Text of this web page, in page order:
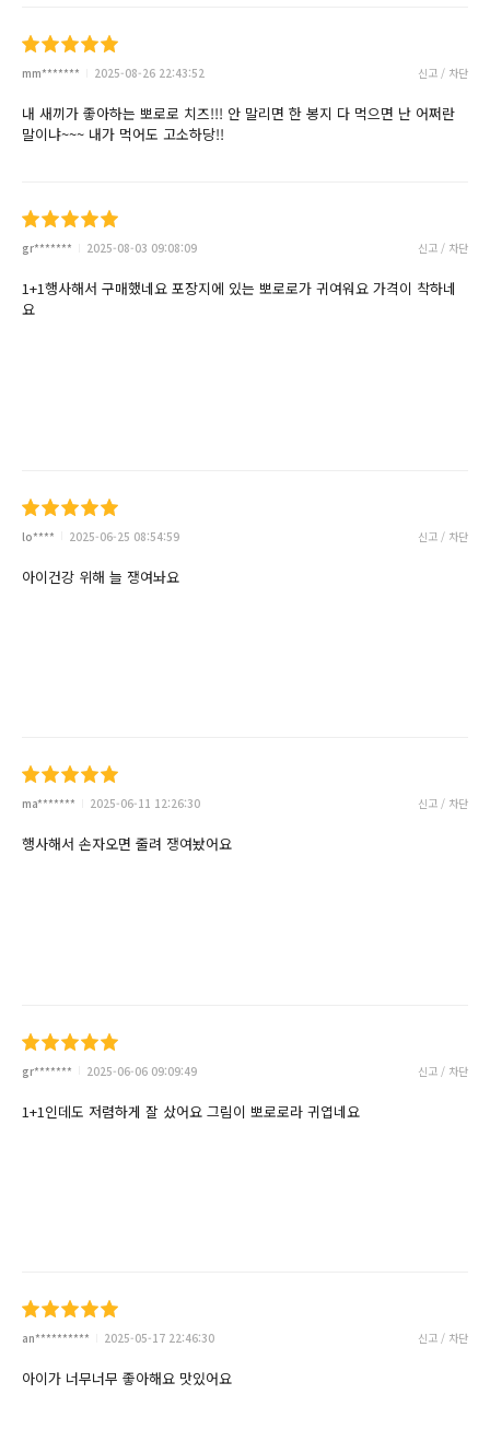
mm******* 2025-08-26 22:43:52 신고 / 차단
내 새끼가 좋아하는 뽀로로 치즈!!! 안 말리면 한 봉지 다 먹으면 난 어쩌란
말이냐~~~ 내가 먹어도 고소하당!!
gr******* 2025-08-03 09:08:09 신고 / 차단
1+1행사해서 구매했네요 포장지에 있는 뽀로로가 귀여워요 가격이 착하네
요
lo**** 2025-06-25 08:54:59 신고 / 차단
아이건강 위해 늘 쟁여놔요
ma******* 2025-06-11 12:26:30 신고 / 차단
행사해서 손자오면 줄려 쟁여놨어요
gr******* 2025-06-06 09:09:49 신고 / 차단
1+1인데도 저렴하게 잘 샀어요 그림이 뽀로로라 귀엽네요
an********** 2025-05-17 22:46:30 신고 / 차단
아이가 너무너무 좋아해요 맛있어요